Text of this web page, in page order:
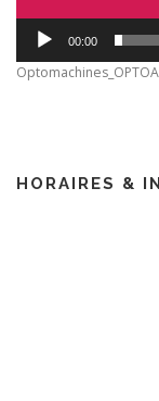
00:00
HORAIRES &